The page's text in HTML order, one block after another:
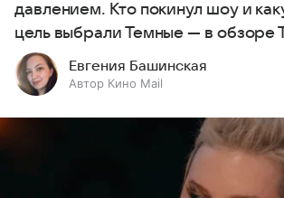
давлением. Кто покинул шоу и
цель выбрали Темные — в обзоре
Евгения Башинская
Автор Кино Mail